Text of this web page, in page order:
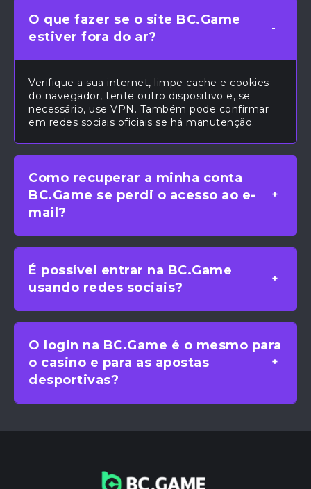
O que fazer se o site BC.Game
estiver fora do ar?
Verifique a sua internet, limpe cache e cookies
do navegador, tente outro dispositivo e, se
necessário, use VPN. Também pode confirmar
em redes sociais oficiais se há manutenção.
Como recuperar a minha conta
BC.Game se perdi o acesso ao e-
mail?
É possível entrar na BC.Game
usando redes sociais?
O login na BC.Game é o mesmo para
o casino e para as apostas
desportivas?